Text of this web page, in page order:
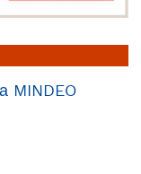
MINDEO